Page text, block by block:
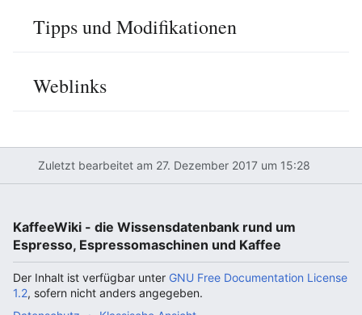
Tipps und Modifikationen
Weblinks
Zuletzt bearbeitet am 27. Dezember 2017 um 15:28
KaffeeWiki - die Wissensdatenbank rund um
Espresso, Espressomaschinen und Kaffee
Der Inhalt ist verfügbar unter GNU Free Documentation License
1.2, sofern nicht anders angegeben.